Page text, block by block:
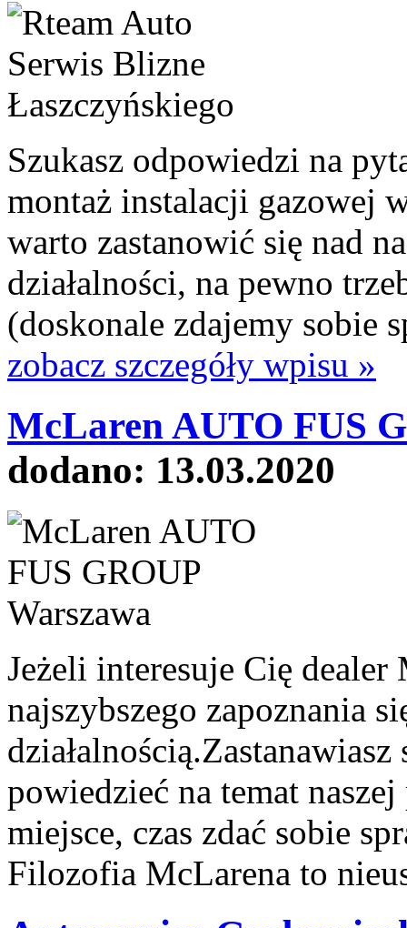
Szukasz odpowiedzi na
montaż instalacji gazowej
warto zastanowić się nad
działalności, na pewno
(doskonale zdajemy sobie
zobacz szczegóły wpisu »
McLaren AUTO FUS
dodano: 13.03.2020
Jeżeli interesuje Cię
najszybszego zapoznania
powiedzieć na temat
miejsce, czas zdać sobie
Filozofia McLarena to